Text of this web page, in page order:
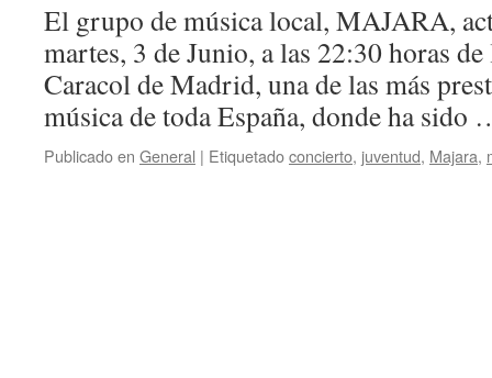
una
Jam
Session
El grupo de música local, MAJARA,
martes, 3 de Junio, a las 22:30 horas
Caracol de Madrid, una de las más
música de toda España, donde ha
Publicado en General | Etiquetadoconcierto, juventud, Majara,